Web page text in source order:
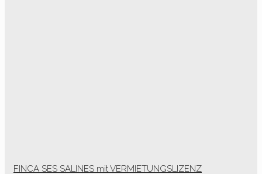
FINCA SES SALINES mit VERMIETUNGSLIZENZ